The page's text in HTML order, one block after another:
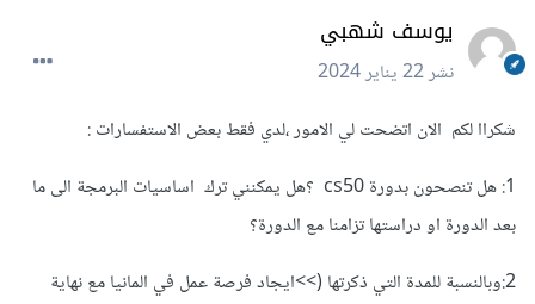
يوسف شهبي
نشر22 يناير 2024
شكراا لكم الان اتضحت لي الامور ،لدي فقط بعض الاستفسارات
1: هل تنصحون بدورة cs50 ؟هل يمكنني ترك اساسيات البرمجة الى ما
بعد الدورة او دراستها تزامنا مع الدورة؟
2:وبالنسبة للمدة التي ذكرتها (>>ايجاد فرصة عمل في المانيا مع نهاية